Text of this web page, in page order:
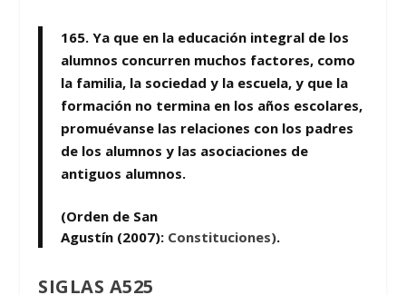
165. Ya que en la educación integral de los
alumnos concurren muchos factores, como
la familia, la sociedad y la escuela, y que la
formación no termina en los años escolares,
promuévanse las relaciones con los padres
de los alumnos y las asociaciones de
antiguos alumnos.
(Orden de San
Agustín (2007): Constituciones).
SIGLAS A525